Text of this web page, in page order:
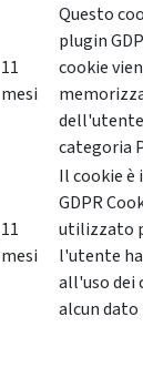
11
mesi
Questo
plugin
cookie
categoria
11
mesi
Il cookie
GDPR
utilizzato
l'utente
all'uso dei
alcun dato